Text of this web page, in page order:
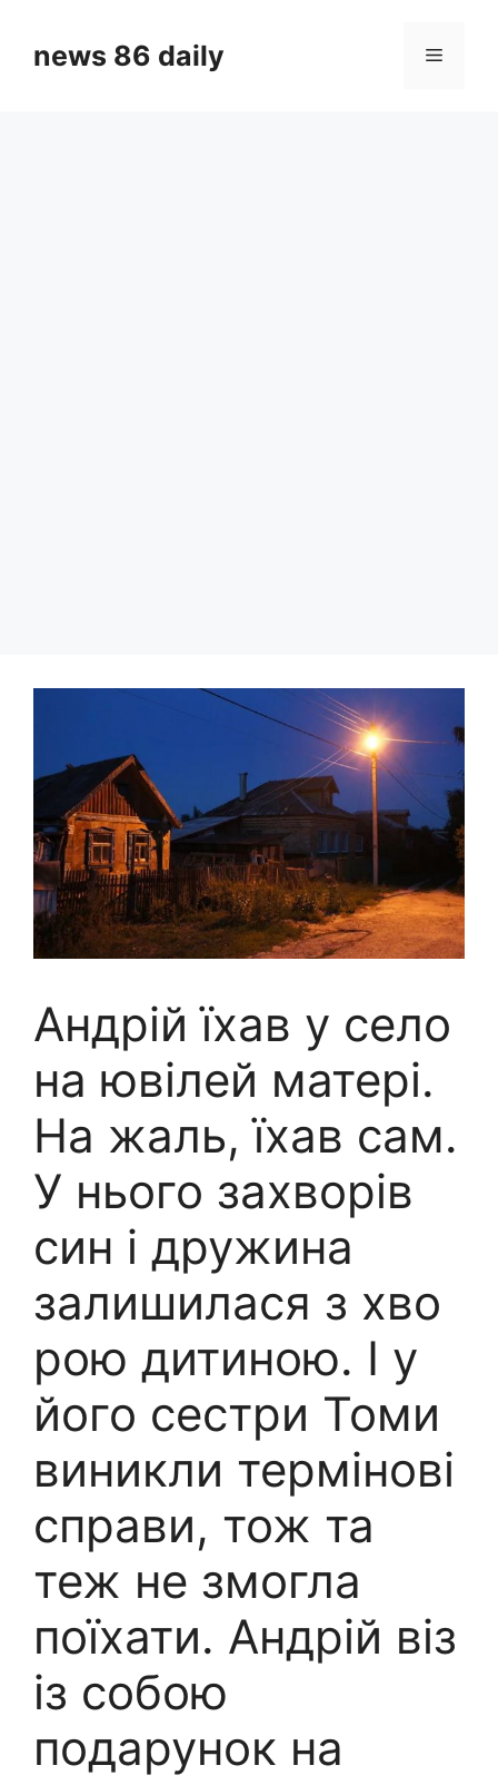
contentnews 86 daily Menu
Андрій їхав у село
на ювілей матері.
На жаль, їхав сам.
У нього захворів
син і дружина
залишилася з хво
рою дитиною. І у
його сестри Томи
виникли термінові
справи, тож та
теж не змогла
поїхати. Андрій віз
із собою
подарунок на